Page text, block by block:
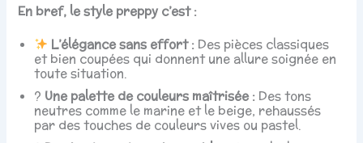
En bref, le style preppy c’est :
L’élégance sans effort : Des pièces classiques
et bien coupées qui donnent une allure soignée en
toute situation.
? Une palette de couleurs maîtrisée : Des tons
neutres comme le marine et le beige, rehaussés
par des touches de couleurs vives ou pastel.